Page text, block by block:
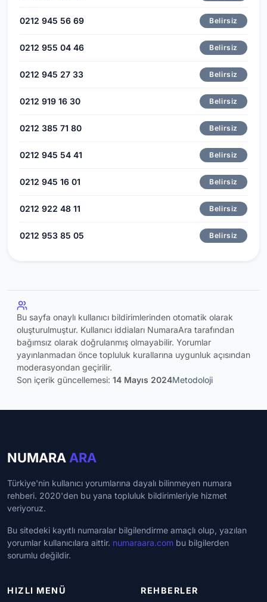
0212 945 56 69 Belirsiz
0212 955 04 46 Belirsiz
0212 945 27 33 Belirsiz
0212 919 16 30 Belirsiz
0212 385 71 80 Belirsiz
0212 945 54 41 Belirsiz
0212 945 16 01 Belirsiz
0212 922 48 11 Belirsiz
0212 953 85 05 Belirsiz
Bu sayfa onaylı kullanıcı bildirimlerinden otomatik olarak
oluşturulmuştur. Kullanıcı iddiaları NumaraAra tarafından
bağımsız olarak doğrulanmış olmayabilir. Yorumlar
yayınlanmadan önce topluluk kurallarına uygunluk açısından
moderasyondan geçirilir.
Son içerik güncellemesi: 14 Mayıs 2024Metodoloji
NUMARA ARA
Türkiye'nin kullanıcı yorumlarına dayalı bilinmeyen numara
rehberi. 2020'den bu yana topluluk bildirimleriyle hizmet
veriyoruz.
Bu sitedeki kayıtlı numaralar bilgilendirme amaçlı olup, yazılan
yorumlar kullanıcılara aittir. numaraara.com bu bilgilerden
sorumlu değildir.
HIZLI MENÜ REHBERLER